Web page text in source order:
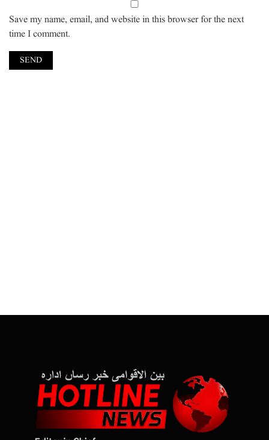
Save my name, email, and website in this browser for the next
time I comment.